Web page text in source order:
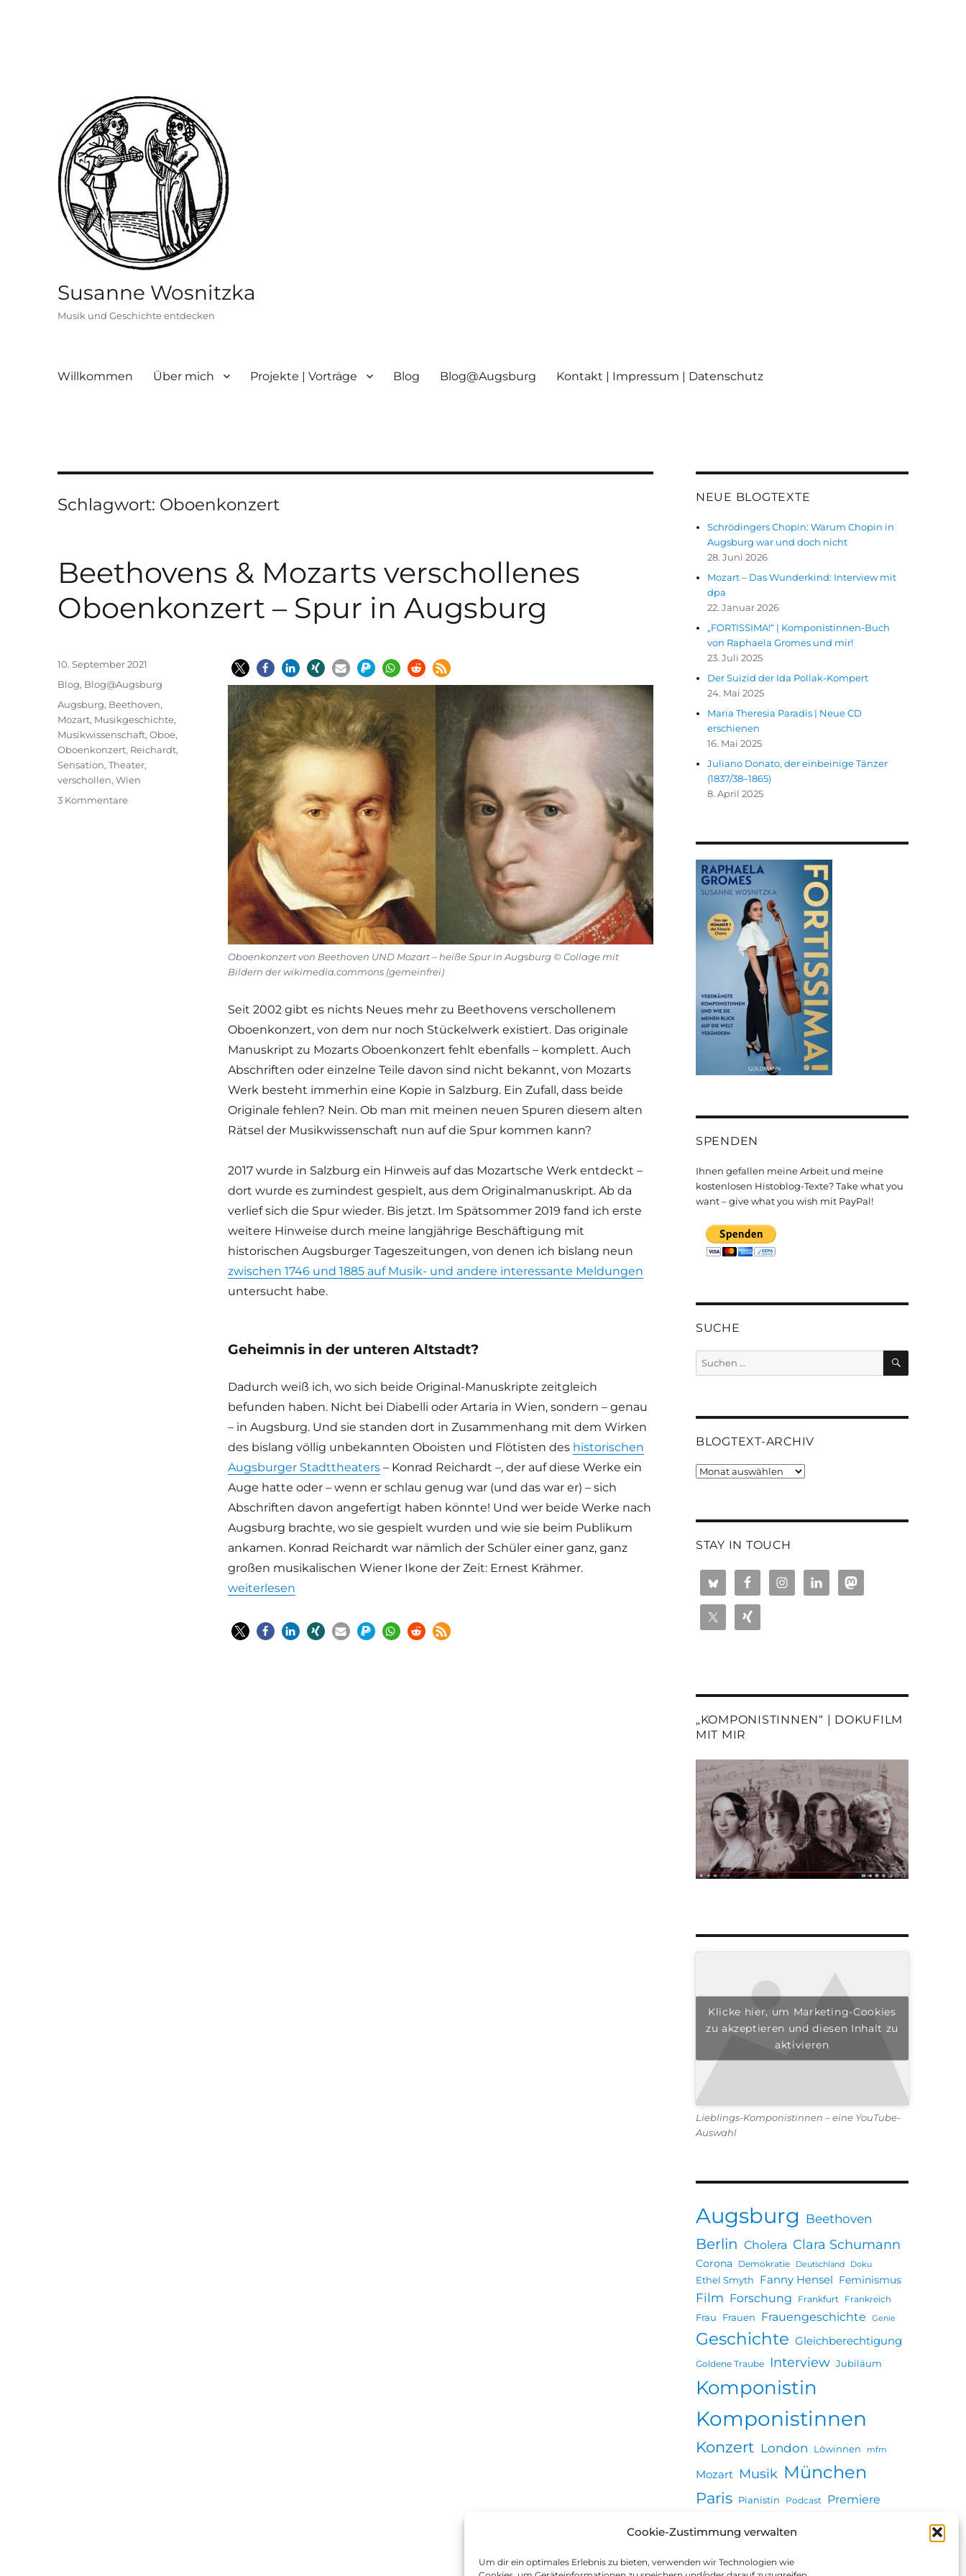
Cookie-Zustimmung verwalten
Um dir ein optimales Erlebnis zu bieten, verwenden wir Technologien wie
Susanne Wosnitzka
Musik und Geschichte entdecken
Willkommen Über mich Projekte | Vorträge Blog Blog@Augsburg Kontakt | Impressum | Datenschutz
Schlagwort: Oboenkonzert
Beethovens & Mozarts verschollenes
Oboenkonzert – Spur in Augsburg
Oboenkonzert von Beethoven UND Mozart – heiße Spur in Augsburg © Collage mit
Bildern der wikimedia.commons (gemeinfrei)
Seit 2002 gibt es nichts Neues mehr zu Beethovens verschollenem
Oboenkonzert, von dem nur noch Stückelwerk existiert. Das originale
Manuskript zu Mozarts Oboenkonzert fehlt ebenfalls – komplett. Auch
Abschriften oder einzelne Teile davon sind nicht bekannt, von Mozarts
Werk besteht immerhin eine Kopie in Salzburg. Ein Zufall, dass beide
Originale fehlen? Nein. Ob man mit meinen neuen Spuren diesem alten
Rätsel der Musikwissenschaft nun auf die Spur kommen kann?
2017 wurde in Salzburg ein Hinweis auf das Mozartsche Werk entdeckt –
dort wurde es zumindest gespielt, aus dem Originalmanuskript. Ab da
verlief sich die Spur wieder. Bis jetzt. Im Spätsommer 2019 fand ich erste
weitere Hinweise durch meine langjährige Beschäftigung mit
historischen Augsburger Tageszeitungen, von denen ich bislang neun
zwischen 1746 und 1885 auf Musik- und andere interessante Meldungen
untersucht habe.
Geheimnis in der unteren Altstadt?
Dadurch weiß ich, wo sich beide Original-Manuskripte zeitgleich
befunden haben. Nicht bei Diabelli oder Artaria in Wien, sondern – genau
– in Augsburg. Und sie standen dort in Zusammenhang mit dem Wirken
des bislang völlig unbekannten Oboisten und Flötisten des historischen
Augsburger Stadttheaters– Konrad Reichardt –, der auf diese Werke ein
Auge hatte oder – wenn er schlau genug war (und das war er) – sich
Abschriften davon angefertigt haben könnte! Und wer beide Werke nach
Augsburg brachte, wo sie gespielt wurden und wie sie beim Publikum
ankamen. Konrad Reichardt war nämlich der Schüler einer ganz, ganz
großen musikalischen Wiener Ikone der Zeit: Ernest Krähmer.
„Beethovens & Mozarts verschollenes Oboenkonzert – Spur in Augsburg“
weiterlesen
Veröffentlicht
am
10. September 2021
Kategorien
Blog, Blog@Augsburg
Schlagwörter
Augsburg, Beethoven,
Mozart, Musikgeschichte,
Musikwissenschaft,Oboe,
Oboenkonzert, Reichardt,
Sensation,Theater,
verschollen,Wien
3 Kommentarezu
NEUE BLOGTEXTE
Schrödingers Chopin: Warum Chopin in
Augsburg war und doch nicht
28. Juni 2026
Mozart – Das Wunderkind: Interview mit
dpa
22. Januar 2026
„FORTISSIMA!“ | Komponistinnen-Buch
von Raphaela Gromes und mir!
23. Juli 2025
Der Suizid der Ida Pollak-Kompert
24. Mai 2025
Maria Theresia Paradis | Neue CD
erschienen
16. Mai 2025
Juliano Donato, der einbeinige Tänzer
(1837/38–1865)
8. April 2025
SPENDEN
Ihnen gefallen meine Arbeit und meine
kostenlosen Histoblog-Texte? Take what you
want – give what you wish mit PayPal!
SUCHE
Suchen
SUCHEN
BLOGTEXT-ARCHIV
Blogtext-
STAY IN TOUCH
„KOMPONISTINNEN“ | DOKUFILM
MIT MIR
Klicke hier, um Marketing-Cookies
zu akzeptieren und diesen Inhalt zu
aktivieren
Lieblings-Komponistinnen – eine YouTube-
Auswahl
Augsburg Beethoven
Berlin Cholera Clara Schumann
Corona Demokratie Deutschland Doku
Ethel Smyth Fanny Hensel Feminismus
Film Forschung Frankfurt Frankreich
Frau Frauen Frauengeschichte Genie
Geschichte Gleichberechtigung
Goldene Traube Interview Jubiläum
Komponistin
Komponistinnen
Konzert London Löwinnen mfm
Mozart Musik München
Paris Pianistin Podcast Premiere
Stadtgeschichte
Vortrag Wien